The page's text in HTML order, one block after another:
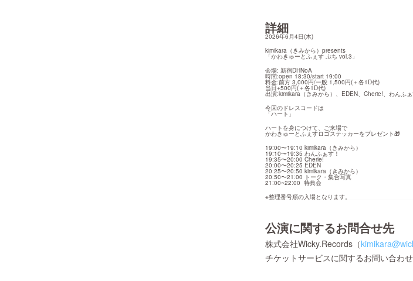
詳細
2026年6月4日(木)
kimikara（きみから）presents
「かわきゅーとふぇす ぷち vol.3」
会場: 新宿DHNoA
時間:open 18:30/start 19:00
料金:前方 3,000円/一般 1,500円(＋各1D代)
当日+500円(＋各1D代)
出演:kimikara（きみから）、EDEN、Cherie!、わんふぁ
今回のドレスコードは
「ハート」
ハートを身につけて、ご来場で
かわきゅーとふぇすロゴステッカーをプレゼント🎁
19:00〜19:10 kimikara（きみから）
19:10〜19:35 わんふぁす！
19:35〜20:00 Cherie!
20:00〜20:25 EDEN
20:25〜20:50 kimikara（きみから）
20:50〜21:00 トーク・集合写真
21:00~22:00  特典会
※整理番号順の入場となります。
公演に関するお問合せ先
株式会社Wicky.Records（
チケットサービスに関するお問い合わ